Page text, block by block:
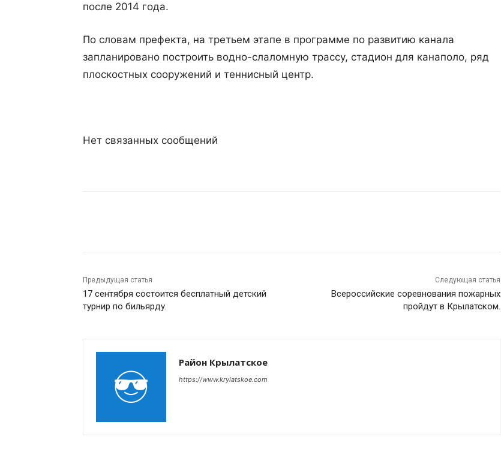
после 2014 года.
По словам префекта, на третьем этапе в программе по развитию канала
запланировано построить водно-слаломную трассу, стадион для канаполо, ряд
плоскостных сооружений и теннисный центр.
Нет связанных сообщений
Предыдущая статья
17 сентября состоится бесплатный детский
турнир по бильярду.
Следующая статья
Всероссийские соревнования пожарных
пройдут в Крылатском.
Район Крылатское
https://www.krylatskoe.com